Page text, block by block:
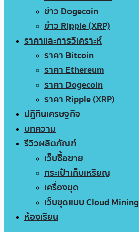
ข่าว Dogecoin
ข่าว Ripple (XRP)
ราคาและการวิเคราะห์
ราคา Bitcoin
ราคา Ethereum
ราคา Dogecoin
ราคา Ripple (XRP)
ปฏิทินเศรษฐกิจ
บทความ
รีวิวผลิตภัณฑ์
เว็บซื้อขาย
กระเป๋าเก็บเหรียญ
เครื่องขุด
เว็บขุดแบบ Cloud Mining
ห้องเรียน